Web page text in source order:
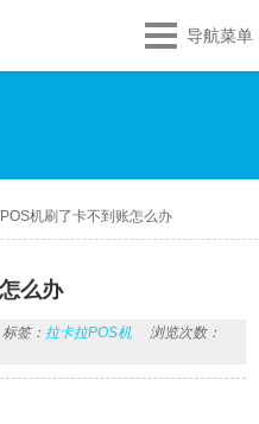
导航菜单
机刷了卡不到账怎么办
么办
标签： 拉卡拉POS机
浏览次数：